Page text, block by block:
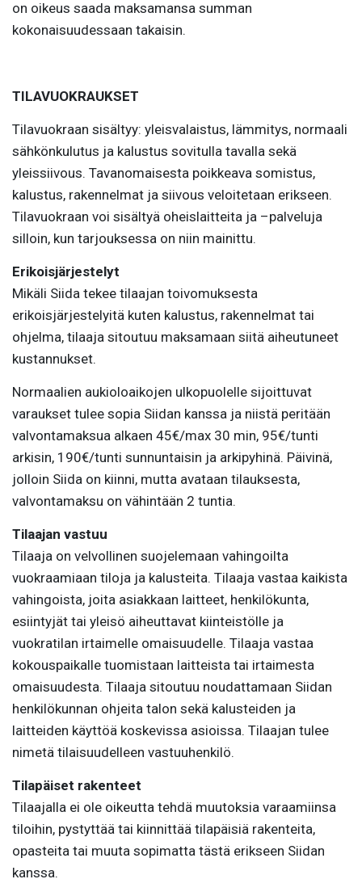
on oikeus saada maksamansa summan
kokonaisuudessaan takaisin.
TILAVUOKRAUKSET
Tilavuokraan sisältyy: yleisvalaistus, lämmitys, normaali
sähkönkulutus ja kalustus sovitulla tavalla sekä
yleissiivous. Tavanomaisesta poikkeava somistus,
kalustus, rakennelmat ja siivous veloitetaan erikseen.
Tilavuokraan voi sisältyä oheislaitteita ja –palveluja
silloin, kun tarjouksessa on niin mainittu.
Erikoisjärjestelyt
Mikäli Siida tekee tilaajan toivomuksesta
erikoisjärjestelyitä kuten kalustus, rakennelmat tai
ohjelma, tilaaja sitoutuu maksamaan siitä aiheutuneet
kustannukset.
Normaalien aukioloaikojen ulkopuolelle sijoittuvat
varaukset tulee sopia Siidan kanssa ja niistä peritään
valvontamaksua alkaen 45€/max 30 min, 95€/tunti
arkisin, 190€/tunti sunnuntaisin ja arkipyhinä. Päivinä,
jolloin Siida on kiinni, mutta avataan tilauksesta,
valvontamaksu on vähintään 2 tuntia.
Tilaajan vastuu
Tilaaja on velvollinen suojelemaan vahingoilta
vuokraamiaan tiloja ja kalusteita. Tilaaja vastaa kaikista
vahingoista, joita asiakkaan laitteet, henkilökunta,
esiintyjät tai yleisö aiheuttavat kiinteistölle ja
vuokratilan irtaimelle omaisuudelle. Tilaaja vastaa
kokouspaikalle tuomistaan laitteista tai irtaimesta
omaisuudesta. Tilaaja sitoutuu noudattamaan Siidan
henkilökunnan ohjeita talon sekä kalusteiden ja
laitteiden käyttöä koskevissa asioissa. Tilaajan tulee
nimetä tilaisuudelleen vastuuhenkilö.
Tilapäiset rakenteet
Tilaajalla ei ole oikeutta tehdä muutoksia varaamiinsa
tiloihin, pystyttää tai kiinnittää tilapäisiä rakenteita,
opasteita tai muuta sopimatta tästä erikseen Siidan
kanssa.